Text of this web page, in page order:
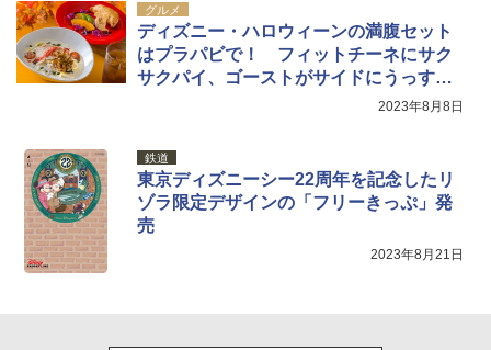
グルメ
ディズニー・ハロウィーンの満腹セット
はプラパビで！ フィットチーネにサク
サクパイ、ゴーストがサイドにうっすら
2023年8月8日
鉄道
東京ディズニーシー22周年を記念したリ
ゾラ限定デザインの「フリーきっぷ」発
売
2023年8月21日